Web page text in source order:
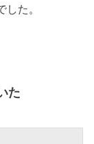
た。
た